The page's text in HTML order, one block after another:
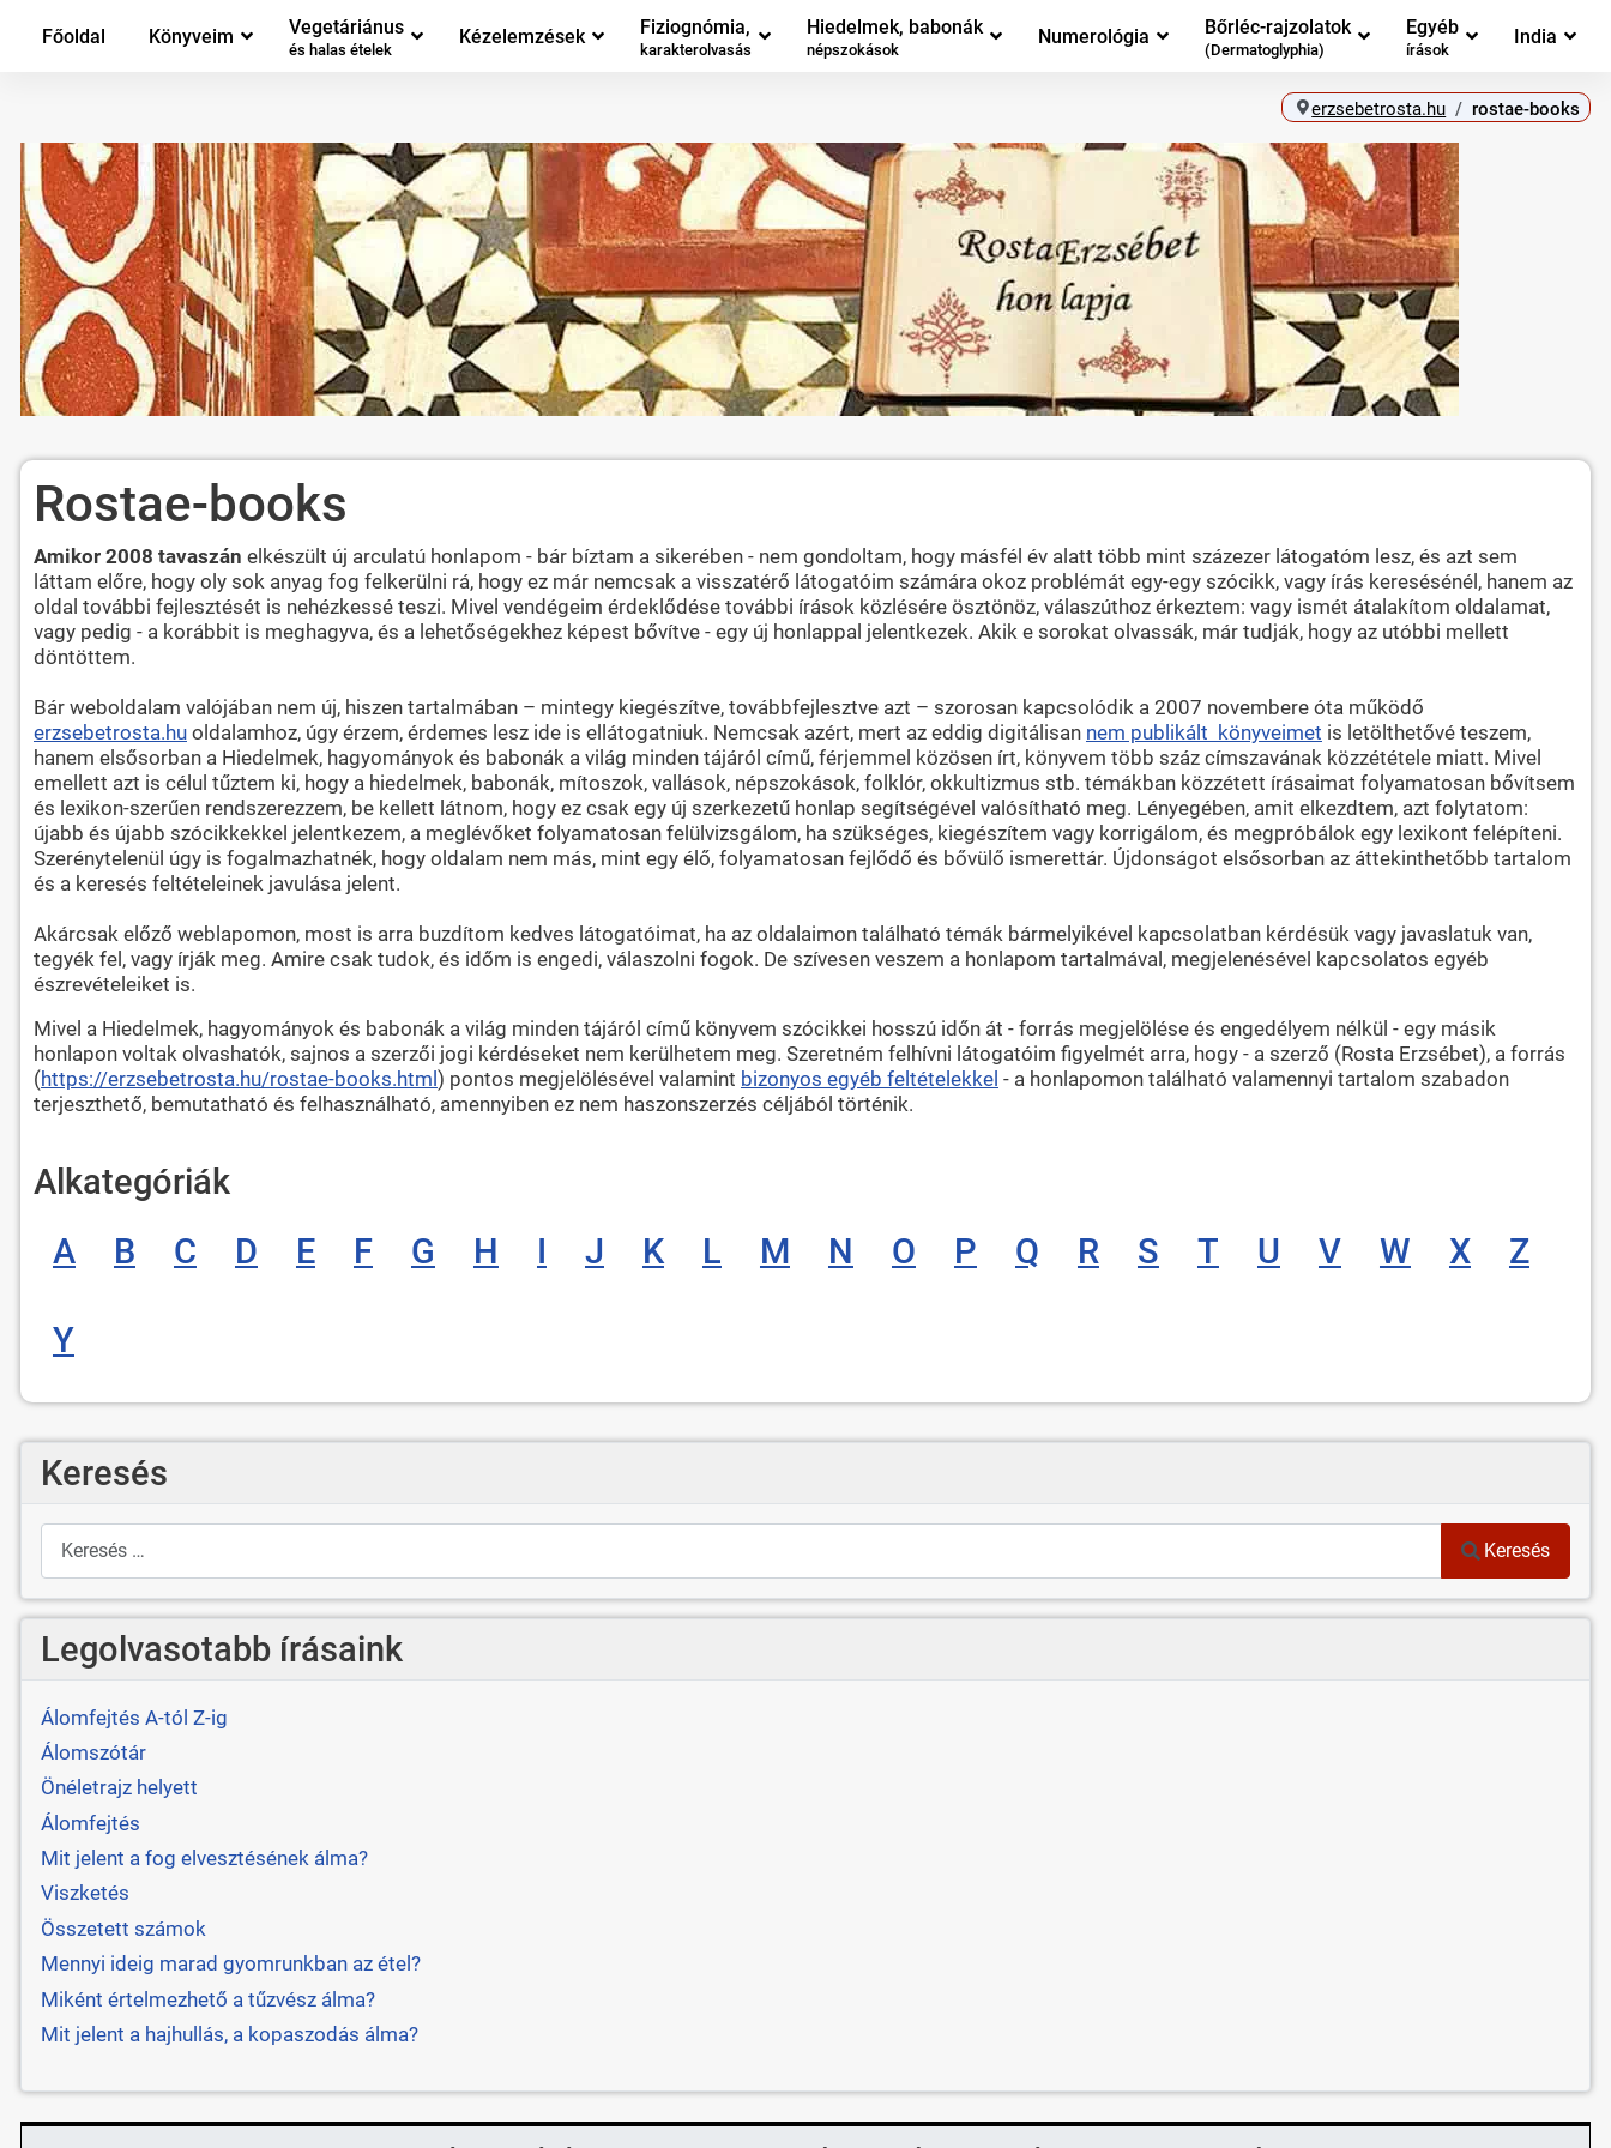
Főoldal Könyveim Vegetáriánus
és halas ételek
Kézelemzések Fiziognómia,
karakterolvasás
Hiedelmek, babonák
népszokások
Numerológia Bőrléc-rajzolatok
(Dermatoglyphia)
Egyéb
írások
India
erzsebetrosta.hu rostae-books
Rostae-books
Amikor 2008 tavaszán elkészült új arculatú honlapom - bár bíztam a sikerében - nem gondoltam, hogy másfél év alatt több mint százezer látogatóm lesz, és azt sem
láttam előre, hogy oly sok anyag fog felkerülni rá, hogy ez már nemcsak a visszatérő látogatóim számára okoz problémát egy-egy szócikk, vagy írás keresésénél, hanem az
oldal további fejlesztését is nehézkessé teszi. Mivel vendégeim érdeklődése további írások közlésére ösztönöz, válaszúthoz érkeztem: vagy ismét átalakítom oldalamat,
vagy pedig - a korábbit is meghagyva, és a lehetőségekhez képest bővítve - egy új honlappal jelentkezek. Akik e sorokat olvassák, már tudják, hogy az utóbbi mellett
döntöttem.
Bár weboldalam valójában nem új, hiszen tartalmában – mintegy kiegészítve, továbbfejlesztve azt – szorosan kapcsolódik a 2007 novembere óta működő
erzsebetrosta.huoldalamhoz, úgy érzem, érdemes lesz ide is ellátogatniuk. Nemcsak azért, mert az eddig digitálisan nem publikált könyveimet is letölthetővé teszem,
hanem elsősorban a Hiedelmek, hagyományok és babonák a világ minden tájáról című, férjemmel közösen írt, könyvem több száz címszavának közzététele miatt. Mivel
emellett azt is célul tűztem ki, hogy a hiedelmek, babonák, mítoszok, vallások, népszokások, folklór, okkultizmus stb. témákban közzétett írásaimat folyamatosan bővítsem
és lexikon-szerűen rendszerezzem, be kellett látnom, hogy ez csak egy új szerkezetű honlap segítségével valósítható meg. Lényegében, amit elkezdtem, azt folytatom:
újabb és újabb szócikkekkel jelentkezem, a meglévőket folyamatosan felülvizsgálom, ha szükséges, kiegészítem vagy korrigálom, és megpróbálok egy lexikont felépíteni.
Szerénytelenül úgy is fogalmazhatnék, hogy oldalam nem más, mint egy élő, folyamatosan fejlődő és bővülő ismerettár. Újdonságot elsősorban az áttekinthetőbb tartalom
és a keresés feltételeinek javulása jelent.
Akárcsak előző weblapomon, most is arra buzdítom kedves látogatóimat, ha az oldalaimon található témák bármelyikével kapcsolatban kérdésük vagy javaslatuk van,
tegyék fel, vagy írják meg. Amire csak tudok, és időm is engedi, válaszolni fogok. De szívesen veszem a honlapom tartalmával, megjelenésével kapcsolatos egyéb
észrevételeiket is.
Mivel a Hiedelmek, hagyományok és babonák a világ minden tájáról című könyvem szócikkei hosszú időn át - forrás megjelölése és engedélyem nélkül - egy másik
honlapon voltak olvashatók, sajnos a szerzői jogi kérdéseket nem kerülhetem meg. Szeretném felhívni látogatóim figyelmét arra, hogy - a szerző (Rosta Erzsébet), a forrás
(https://erzsebetrosta.hu/rostae-books.html) pontos megjelölésével valamint bizonyos egyéb feltételekkel - a honlapomon található valamennyi tartalom szabadon
terjeszthető, bemutatható és felhasználható, amennyiben ez nem haszonszerzés céljából történik.
Alkategóriák
A
B C D E F G H I J K L M N O P Q R S T U V W X Z
Y
Keresés
Keresés
Keresés
Legolvasotabb írásaink
Álomfejtés A-tól Z-ig
Álomszótár
Önéletrajz helyett
Álomfejtés
Mit jelent a fog elvesztésének álma?
Viszketés
Összetett számok
Mennyi ideig marad gyomrunkban az étel?
Miként értelmezhető a tűzvész álma?
Mit jelent a hajhullás, a kopaszodás álma?